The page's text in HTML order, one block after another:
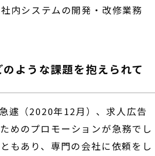
内システムの開発・改修業務
ような課題を抱えられて
遽（2020年12月）、求人広告
めのプロモーションが急務でし
もあり、専門の会社に依頼をし